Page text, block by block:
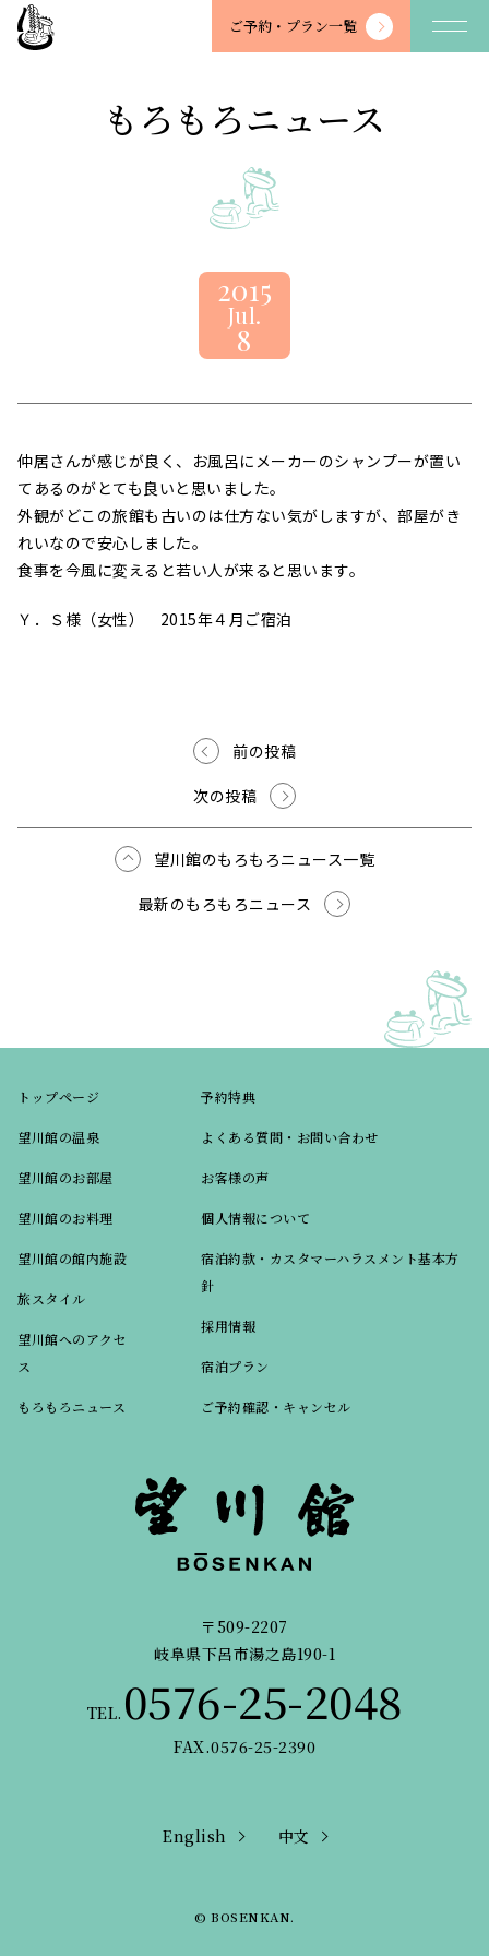
望
川
ご予約・ プラン一覧
もろもろニュース
2015
Jul.
8
仲居さんが感じが良く、お風呂にメーカーのシャンプーが置い
てあるのがとても良いと思いました。
外観がどこの旅館も古いのは仕方ない気がしますが、部屋がき
れいなので安心しました。
食事を今風に変えると若い人が来ると思います。
Ｙ．Ｓ様（女性） 2015年４月ご宿泊
前の投稿
次の投稿
望川館のもろもろニュース一覧
最新のもろもろニュース
トップページ
望川館の温泉
望川館のお部屋
望川館のお料理
望川館の館内施設
旅スタイル
望川館へのアクセ
ス
もろもろニュース
予約特典
よくある質問・お問い合わせ
お客様の声
個人情報について
宿泊約款・カスタマーハラスメント基本方
針
採用情報
宿泊プラン
ご予約確認・キャンセル
〒509-2207
岐阜県下呂市湯之島190-1
TEL. 0576-25-2048
FAX.0576-25-2390
English 中文
© BOSENKAN.